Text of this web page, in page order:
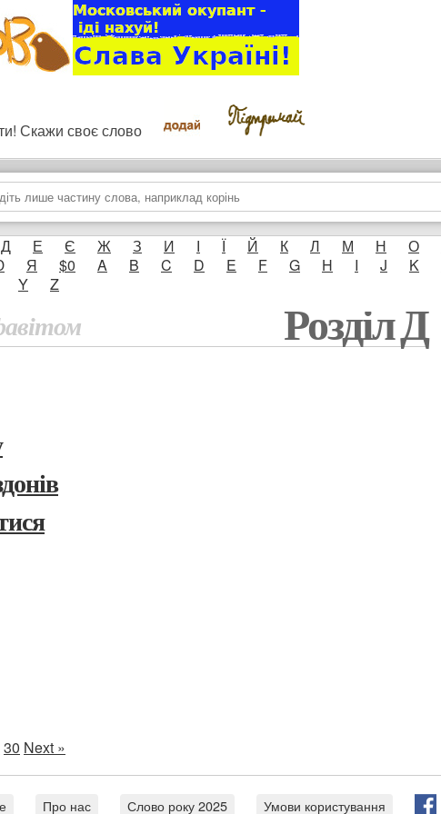
Скажи своє слово
Д Е Є Ж З И І Ї Й К Л М Н О
Я $0 A B C D E F G H I J K
Y Z
Розділ Д
30 Next »
Про нас Слово року 2025 Умови користування